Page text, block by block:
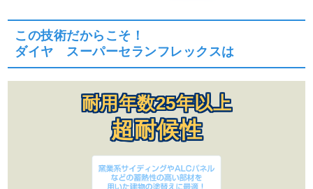
この技術だからこそ！
ダイヤ スーパーセランフレックスは
耐用年数25年以上
超耐候性